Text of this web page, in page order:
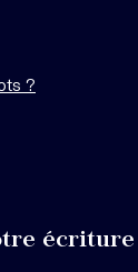
?
écriture